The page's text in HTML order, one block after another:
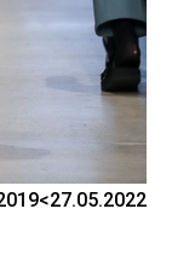
<27.05.2022